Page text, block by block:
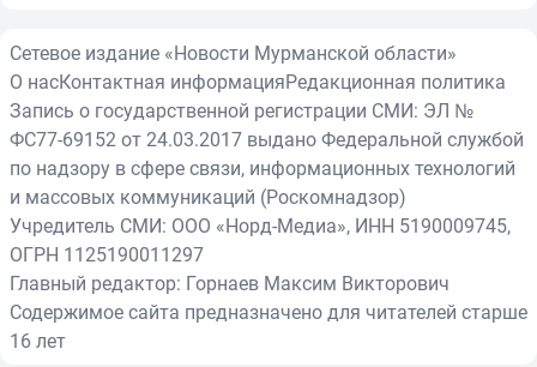
Сетевое издание «Новости Мурманской области»
О насКонтактная информацияРедакционная политика
Запись о государственной регистрации СМИ: ЭЛ №
ФС77-69152 от 24.03.2017 выдано Федеральной службой
по надзору в сфере связи, информационных технологий
и массовых коммуникаций (Роскомнадзор)
Учредитель СМИ: ООО «Норд-Медиа», ИНН 5190009745,
ОГРН 1125190011297
Главный редактор: Горнаев Максим Викторович
Содержимое сайта предназначено для читателей старше
16 лет